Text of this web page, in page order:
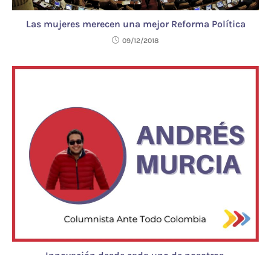
Las mujeres merecen una mejor Reforma Política
09/12/2018